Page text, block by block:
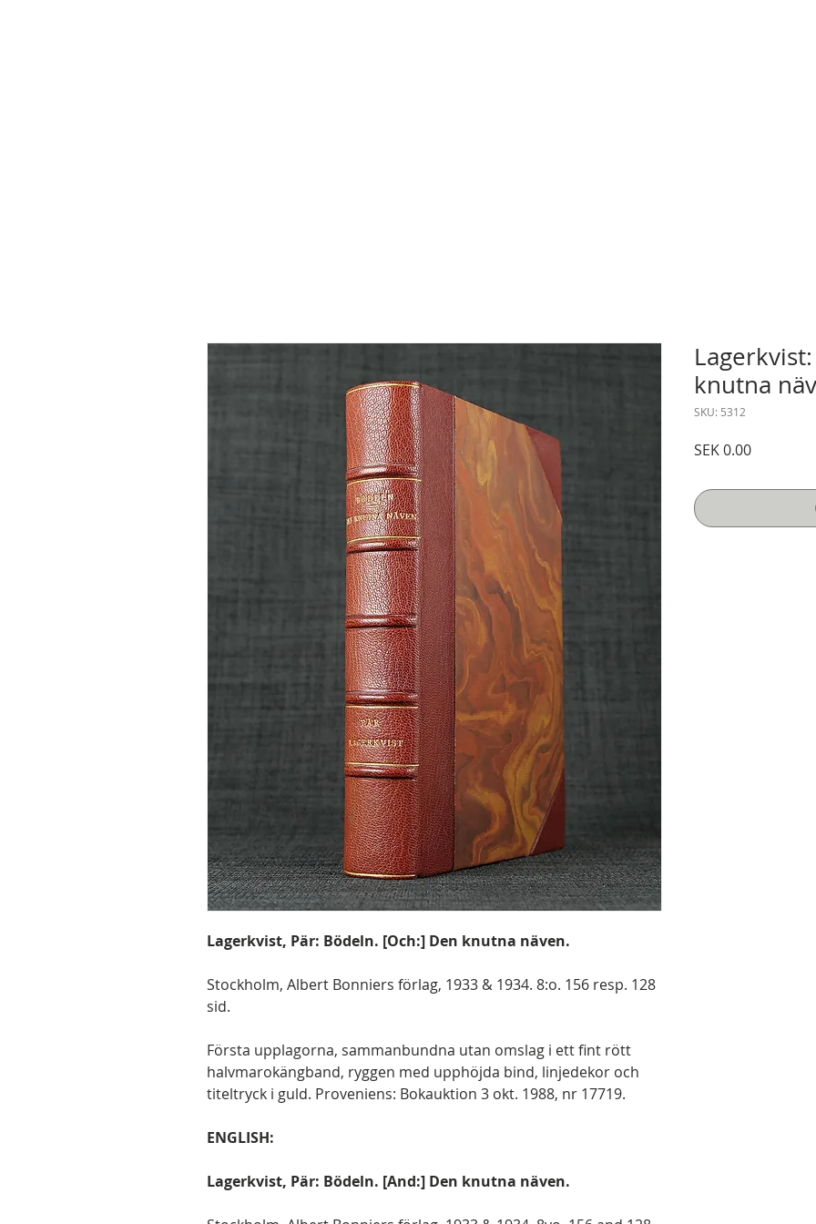
Lagerkvist, Pär: Bödeln. [Och:] Den knutna näven.
Stockholm, Albert Bonniers förlag, 1933 & 1934. 8:o. 156 resp. 128
sid.
Första upplagorna, sammanbundna utan omslag i ett fint rött
halvmarokängband, ryggen med upphöjda bind, linjedekor och
titeltryck i guld. Proveniens: Bokauktion 3 okt. 1988, nr 17719.
ENGLISH:
Lagerkvist, Pär: Bödeln. [And:] Den knutna näven.
knutna
SKU: 5312
SEK 0.00Price